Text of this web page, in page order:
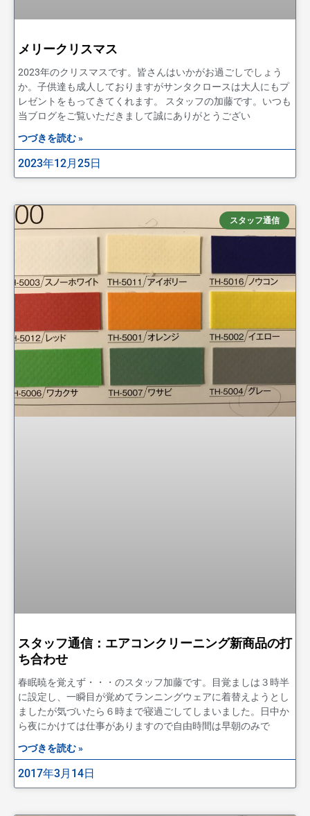
メリークリスマス
2023年のクリスマスです。皆さんはいかがお過ごしでしょう
か。子供達も成人しておりますがサンタクロースは大人にもプ
レゼントをもってきてくれます。 スタッフの加藤です。いつも
当ブログをご覧いただきまして誠にありがとうござい
つづきを読む »
2023年12月25日
スタッフ通信
スタッフ通信：エアコンクリーニング新商品の打
ち合わせ
春眠暁を覚えず・・・のスタッフ加藤です。目覚ましは３時半
に設定し、一瞬目が覚めてランニングウェアに着替えようとし
ましたが気づいたら６時まで寝過ごしてしまいました。日中か
ら夜にかけては仕事がありますので自由時間は早朝のみで
つづきを読む »
2017年3月14日